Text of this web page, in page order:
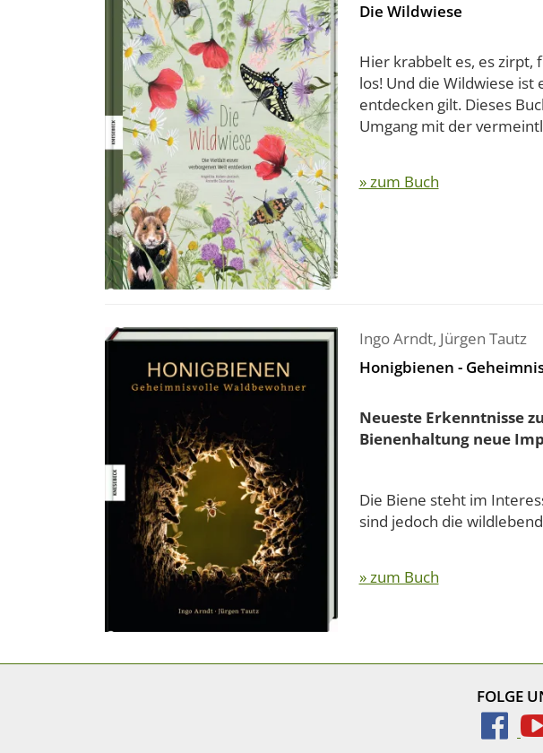
Die Wildwiese
Hier krabbelt es, es zirpt,
los! Und die Wildwiese ist
entdecken gilt. Dieses
Umgang mit der
» zum Buch
Ingo Arndt, Jürgen Tautz
Honigbienen -
Neueste Erkenntnisse
Bienenhaltung neue
Die Biene steht im
sind jedoch die
» zum Buch
FOLGE